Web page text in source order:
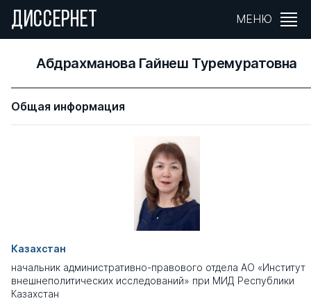
ДИССЕРНЕТ МЕНЮ
Абдрахманова Гайнеш Туремуратовна
Общая информация
Казахстан
начальник административно-правового отдела АО «Институт
внешнеполитических исследований» при МИД Республики
Казахстан